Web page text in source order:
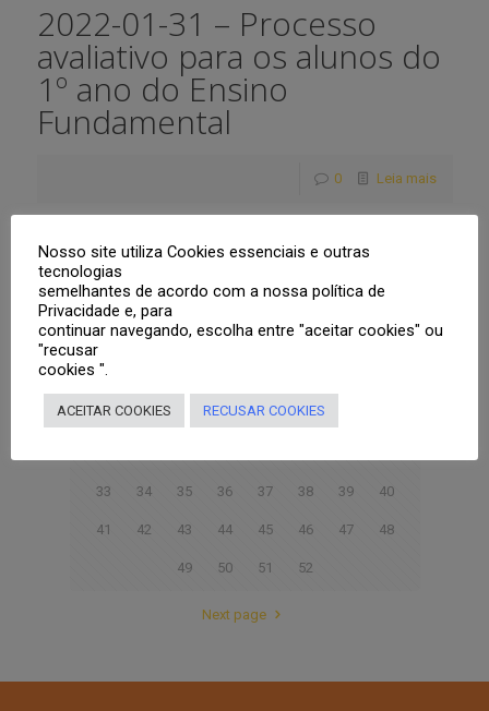
2022-01-31 – Processo
avaliativo para os alunos do
1º ano do Ensino
Fundamental
0 Leia mais
1 2 3 4 5 6 7 8
9
17 18 20 21 22
33 34 35 36 37 38 39 40
41 42 43 44 45 46 47 48
49 50 51 52
Next page
Nosso site utiliza Cookies essenciais e outras
tecnologias
semelhantes de acordo com a nossa política de
Privacidade e, para
continuar navegando, escolha entre "aceitar cookies" ou
"recusar
cookies ".
ACEITAR COOKIES RECUSAR COOKIES